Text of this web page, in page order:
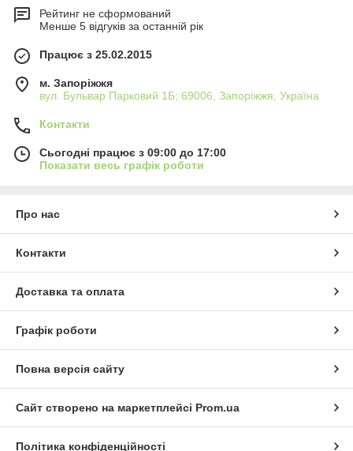
Рейтинг не сформований
Менше 5 відгуків за останній рік
Працює з 25.02.2015
м. Запоріжжя
вул. Бульвар Парковий 1Б; 69006, Запоріжжя, Україна
Контакти
Сьогодні працює з 09:00 до 17:00
Показати весь графік роботи
Про нас
Контакти
Доставка та оплата
Графік роботи
Повна версія сайту
Сайт створено на маркетплейсі Prom.ua
Політика конфіденційності